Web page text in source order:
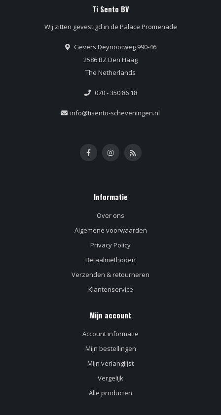
Ti Sento BV
Wij zitten gevestigd in de Palace Promenade
Gevers Deynootweg 990-46
2586 BZ Den Haag
The Netherlands
070 - 350 86 18
info@tisento-scheveningen.nl
Informatie
Over ons
Algemene voorwaarden
Privacy Policy
Betaalmethoden
Verzenden & retourneren
Klantenservice
Mijn account
Account informatie
Mijn bestellingen
Mijn verlanglijst
Vergelijk
Alle producten